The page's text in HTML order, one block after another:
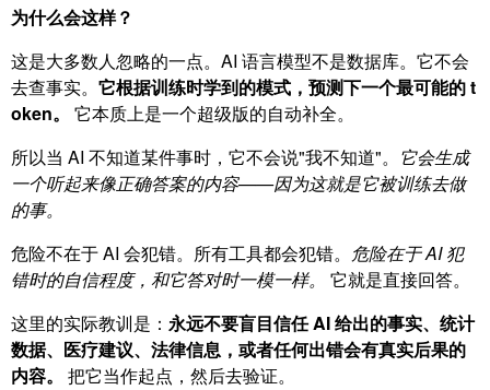
为什么会这样？
这是大多数人忽略的一点。AI 语言模型不是数据库。它不会
去查事实。 它根据训练时学到的模式，预测下一个最可能的 t
oken。
它本质上是一个超级版的自动补全。
所以当 AI 不知道某件事时，它不会说"我不知道"。 它会生成
一个听起来像正确答案的内容——因为这就是它被训练去做
的事。
危险不在于 AI 会犯错。所有工具都会犯错。 危险在于 AI 犯
错时的自信程度，和它答对时一模一样。
它就是直接回答。
这里的实际教训是： 永远不要盲目信任 AI 给出的事实、统计
数据、医疗建议、法律信息，或者任何出错会有真实后果的
内容。
把它当作起点，然后去验证。